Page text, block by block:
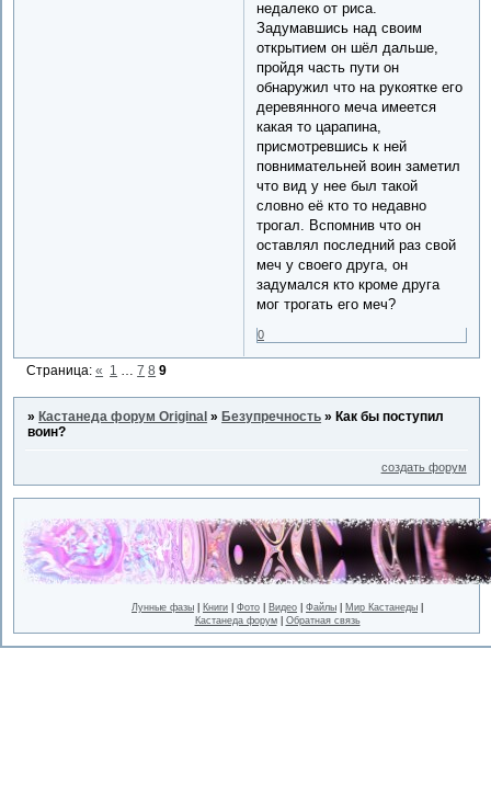
недалеко от риса.
Задумавшись над своим
открытием он шёл дальше,
пройдя часть пути он
обнаружил что на рукоятке его
деревянного меча имеется
какая то царапина,
присмотревшись к ней
повнимательней воин заметил
что вид у нее был такой
словно её кто то недавно
трогал. Вспомнив что он
оставлял последний раз свой
меч у своего друга, он
задумался кто кроме друга
мог трогать его меч?
0
Страница:« 1 … 7 8 9
» Кастанеда форум Original » Безупречность » Как бы поступил
воин?
создать форум
Лунные фазы Книги Фото Видео Файлы Мир Кастанеды
Кастанеда форум| Обратная связь